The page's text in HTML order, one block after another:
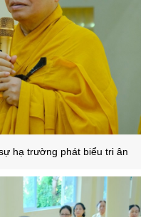
hạ trường phát biểu tri ân